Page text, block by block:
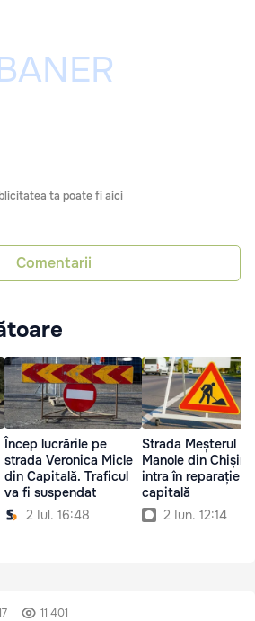
ta poate fi aici
Comentarii
Încep lucrările pe
strada Veronica Micle
din Capitală. Traficul
va fi suspendat
2 Iul. 16:48
Strada Meșterul
Manole din
intra în reparație
capitală
2 Iun. 12:14
11 401